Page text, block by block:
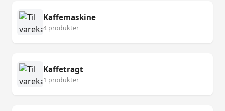
Kaffemaskine
4 produkter
Kaffetragt
1 produkter